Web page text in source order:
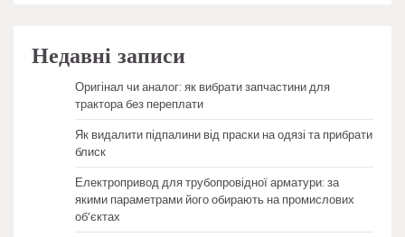
Недавні записи
Оригінал чи аналог: як вибрати запчастини для
трактора без переплати
Як видалити підпалини від праски на одязі та прибрати
блиск
Електропривод для трубопровідної арматури: за
якими параметрами його обирають на промислових
об’єктах